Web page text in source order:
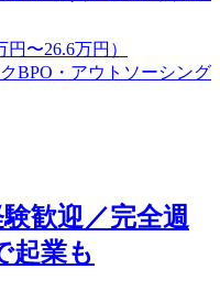
〜26.6万円）
BPO・アウトソーシング
歓迎／完全週
起業も